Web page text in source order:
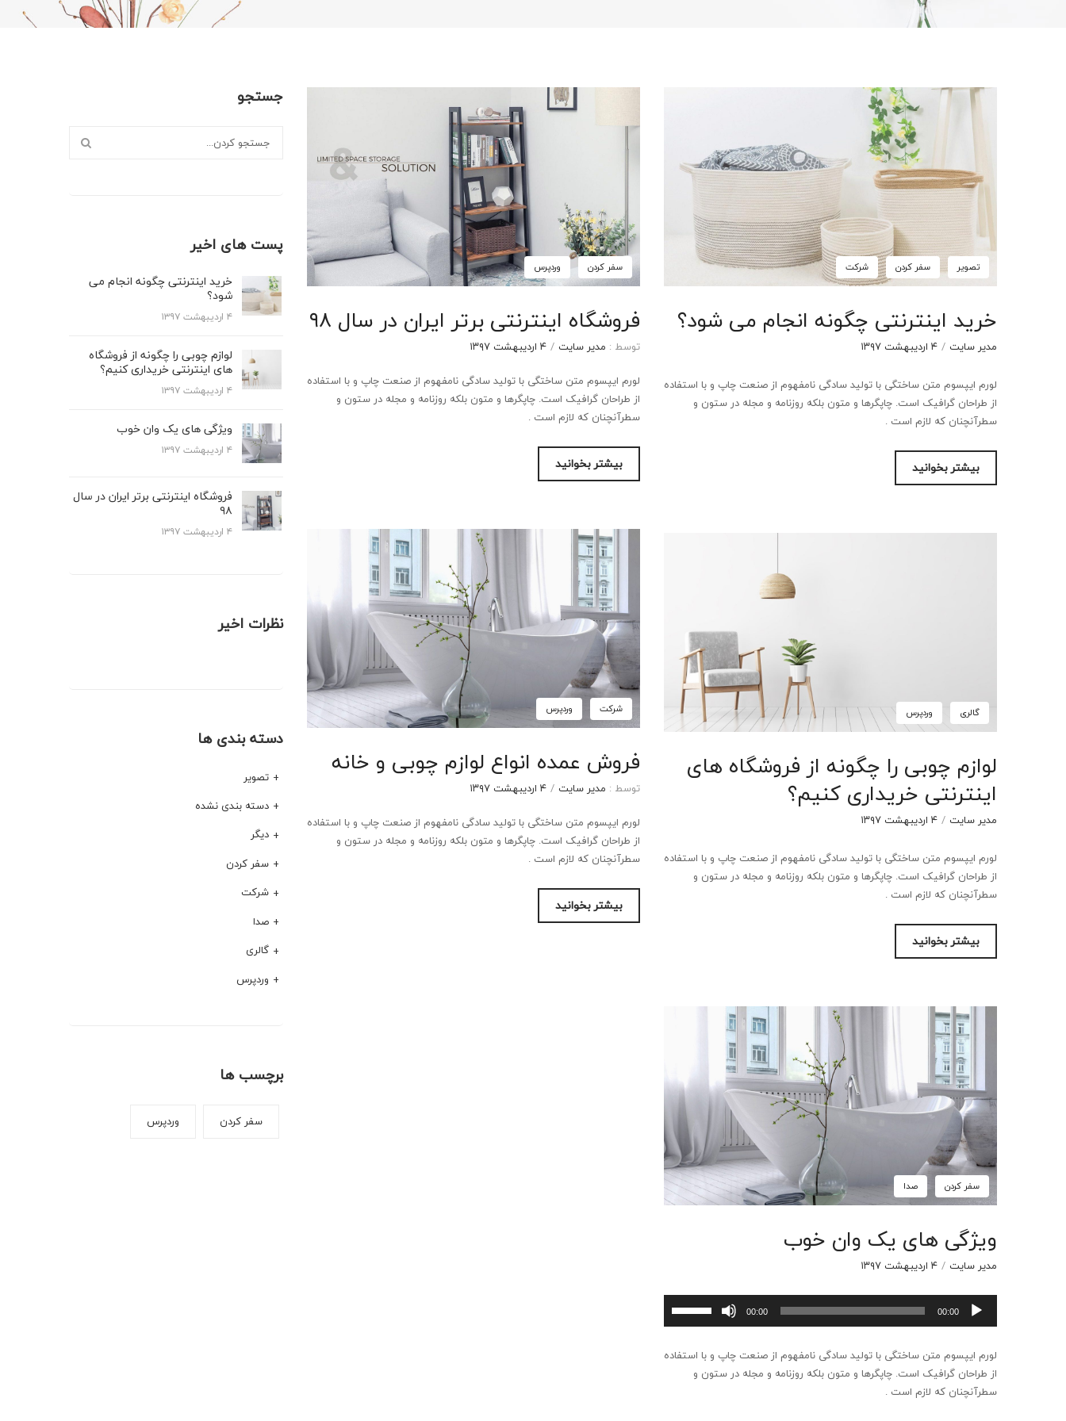
تصویر سفر کردن شرکت
خرید اینترنتی چگونه انجام می شود؟
مدیر سایت / ۴ اردیبهشت ۱۳۹۷
لورم ایپسوم متن ساختگی با تولید سادگی نامفهوم از صنعت چاپ و با استفاده
از طراحان گرافیک است. چاپگرها و متون بلکه روزنامه و مجله در ستون و
سطرآنچنان که لازم است .
بیشتر بخوانید
گالری وردپرس
لوازم چوبی را چگونه از فروشگاه های
اینترنتی خریداری کنیم؟
مدیر سایت / ۴ اردیبهشت ۱۳۹۷
لورم ایپسوم متن ساختگی با تولید سادگی نامفهوم از صنعت چاپ و با استفاده
از طراحان گرافیک است. چاپگرها و متون بلکه روزنامه و مجله در ستون و
سطرآنچنان که لازم است .
بیشتر بخوانید
سفر کردن صدا
ویژگی های یک وان خوب
مدیر سایت / ۴ اردیبهشت ۱۳۹۷
پخش‌کننده00:00
00:00
کاهشلورم ایپسوم متن ساختگی با تولید سادگی نامفهوم از صنعت چاپ و با استفاده
از طراحان گرافیک است. چاپگرها و متون بلکه روزنامه و مجله در ستون و
سطرآنچنان که لازم است .
سفر کردن وردپرس
فروشگاه اینترنتی برتر ایران در سال ۹۸
توسط : مدیر سایت / ۴ اردیبهشت ۱۳۹۷
لورم ایپسوم متن ساختگی با تولید سادگی نامفهوم از صنعت چاپ و با استفاده
از طراحان گرافیک است. چاپگرها و متون بلکه روزنامه و مجله در ستون و
سطرآنچنان که لازم است .
بیشتر بخوانید
شرکت وردپرس
فروش عمده انواع لوازم چوبی و خانه
توسط : مدیر سایت / ۴ اردیبهشت ۱۳۹۷
لورم ایپسوم متن ساختگی با تولید سادگی نامفهوم از صنعت چاپ و با استفاده
از طراحان گرافیک است. چاپگرها و متون بلکه روزنامه و مجله در ستون و
سطرآنچنان که لازم است .
بیشتر بخوانید
جستجو
پست های اخیر
خرید اینترنتی چگونه انجام می
شود؟
۴ اردیبهشت ۱۳۹۷
لوازم چوبی را چگونه از فروشگاه
های اینترنتی خریداری کنیم؟
۴ اردیبهشت ۱۳۹۷
ویژگی های یک وان خوب
۴ اردیبهشت ۱۳۹۷
فروشگاه اینترنتی برتر ایران در سال
۹۸
۴ اردیبهشت ۱۳۹۷
نظرات اخیر
دسته بندی ها
تصویر
دسته بندی نشده
دیگر
سفر کردن
شرکت
صدا
گالری
وردپرس
برچسب ها
سفر کردن وردپرس